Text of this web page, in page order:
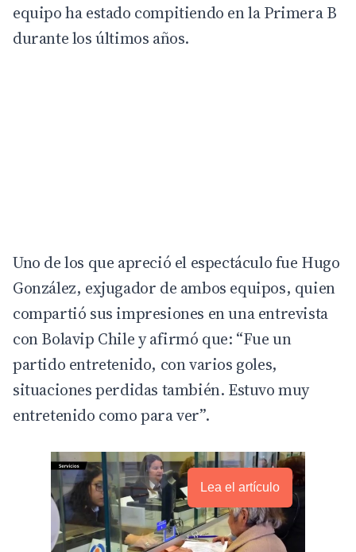
equipo ha estado compitiendo en la Primera B
durante los últimos años.
Uno de los que apreció el espectáculo fue Hugo
González, exjugador de ambos equipos, quien
compartió sus impresiones en una entrevista
conBolavip Chiley afirmó que: “Fue un
partido entretenido, con varios goles,
situaciones perdidas también. Estuvo muy
entretenido como para ver”.
Lea el artículo